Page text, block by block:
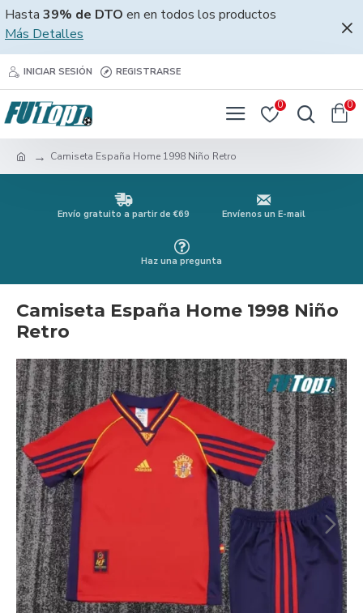
Hasta 39% de DTO en en todos los productos
Más Detalles
INICIAR SESIÓN REGISTRARSE
0 0
Camiseta España Home 1998 Niño Retro
Envío gratuito a partir de €69 Envíenos un E-mail
Haz una pregunta
Camiseta España Home 1998 Niño
Retro